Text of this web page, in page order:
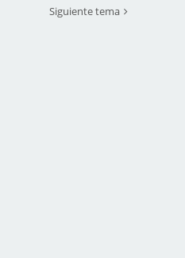
Siguiente tema